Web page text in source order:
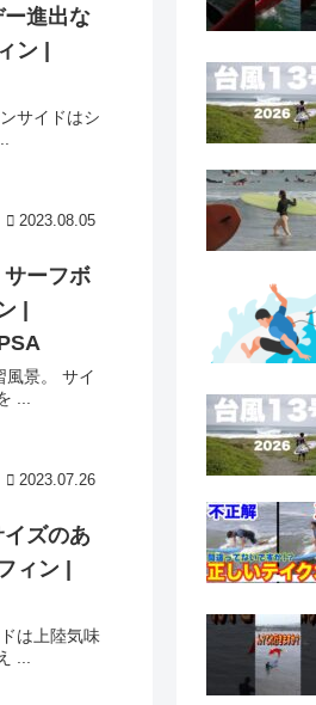
進出な
ン |
サイドはシ
2023.08.05
ーフボ
|
風景。 サイ
...
2023.07.26
ズのあ
ィン |
は上陸気味
...